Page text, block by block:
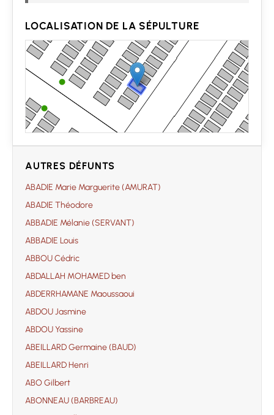
LOCALISATION DE LA SÉPULTURE
AUTRES DÉFUNTS
ABADIE Marie Marguerite (AMURAT)
ABADIE Théodore
ABBADIE Mélanie (SERVANT)
ABBADIE Louis
ABBOU Cédric
ABDALLAH MOHAMED ben
ABDERRHAMANE Maoussaoui
ABDOU Jasmine
ABDOU Yassine
ABEILLARD Germaine (BAUD)
ABEILLARD Henri
ABO Gilbert
ABONNEAU (BARBREAU)